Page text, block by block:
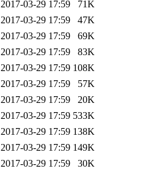
2017-03-29 17:59
71K
2017-03-29 17:59
47K
2017-03-29 17:59
69K
2017-03-29 17:59
83K
2017-03-29 17:59 108K
2017-03-29 17:59
57K
2017-03-29 17:59
20K
2017-03-29 17:59 533K
2017-03-29 17:59 138K
2017-03-29 17:59 149K
2017-03-29 17:59
30K